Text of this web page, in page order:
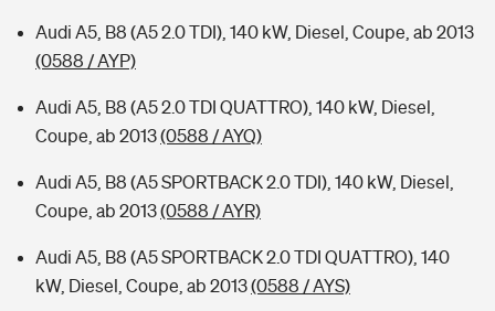
Audi A5, B8 (A5 2.0 TDI), 140 kW, Diesel, Coupe, ab 2013
(0588 / AYP)
Audi A5, B8 (A5 2.0 TDI QUATTRO), 140 kW, Diesel,
Coupe, ab 2013(0588 / AYQ)
Audi A5, B8 (A5 SPORTBACK 2.0 TDI), 140 kW, Diesel,
Coupe, ab 2013(0588 / AYR)
Audi A5, B8 (A5 SPORTBACK 2.0 TDI QUATTRO), 140
kW, Diesel, Coupe, ab 2013(0588 / AYS)